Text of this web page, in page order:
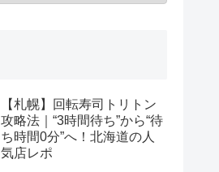
【札幌】回転寿司トリトン
攻略法｜“3時間待ち”から“待
ち時間0分”へ！北海道の人
気店レポ